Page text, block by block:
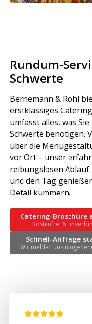
Rundum-
Schwerte
Bernemann & Röhl
erstklassiges
umfasst alles, was
Schwerte benötigen.
über die
vor Ort – unser
reibungslosen
und den Tag
Detail kümmern.
Catering-Broschüre
Kostenfrei &
Schnell-Anfrage
Wir melden uns